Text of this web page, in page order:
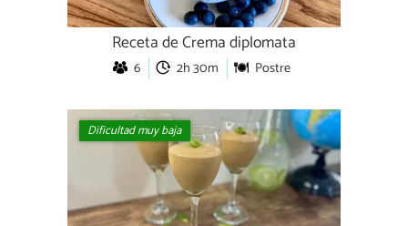
Receta de Crema diplomata
6 2h 30m Postre
Dificultad muy baja